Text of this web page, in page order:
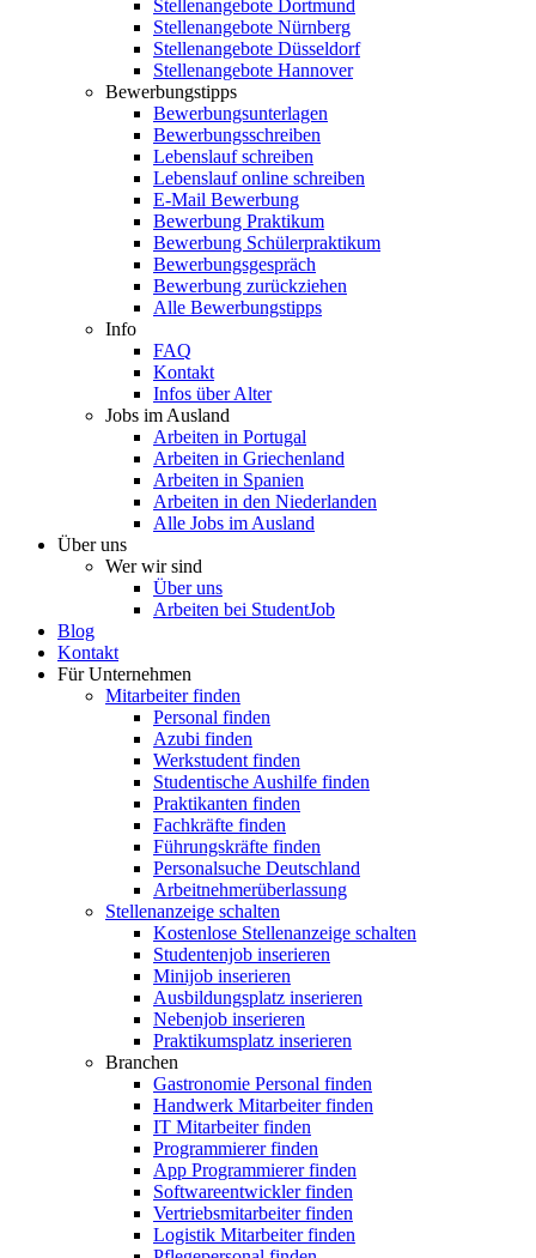
Stellenangebote Dortmund
Stellenangebote Nürnberg
Stellenangebote Düsseldorf
Stellenangebote Hannover
Bewerbungstipps
Bewerbungsunterlagen
Bewerbungsschreiben
Lebenslauf schreiben
Lebenslauf online schreiben
E-Mail Bewerbung
Bewerbung Praktikum
Bewerbung Schülerpraktikum
Bewerbungsgespräch
Bewerbung zurückziehen
Alle Bewerbungstipps
Info
FAQ
Kontakt
Infos über Alter
Jobs im Ausland
Arbeiten in Portugal
Arbeiten in Griechenland
Arbeiten in Spanien
Arbeiten in den Niederlanden
Alle Jobs im Ausland
Über uns
Wer wir sind
Über uns
Arbeiten bei StudentJob
Blog
Kontakt
Für Unternehmen
Mitarbeiter finden
Personal finden
Azubi finden
Werkstudent finden
Studentische Aushilfe finden
Praktikanten finden
Fachkräfte finden
Führungskräfte finden
Personalsuche Deutschland
Arbeitnehmerüberlassung
Stellenanzeige schalten
Kostenlose Stellenanzeige schalten
Studentenjob inserieren
Minijob inserieren
Ausbildungsplatz inserieren
Nebenjob inserieren
Praktikumsplatz inserieren
Branchen
Gastronomie Personal finden
Handwerk Mitarbeiter finden
IT Mitarbeiter finden
Programmierer finden
App Programmierer finden
Softwareentwickler finden
Vertriebsmitarbeiter finden
Logistik Mitarbeiter finden